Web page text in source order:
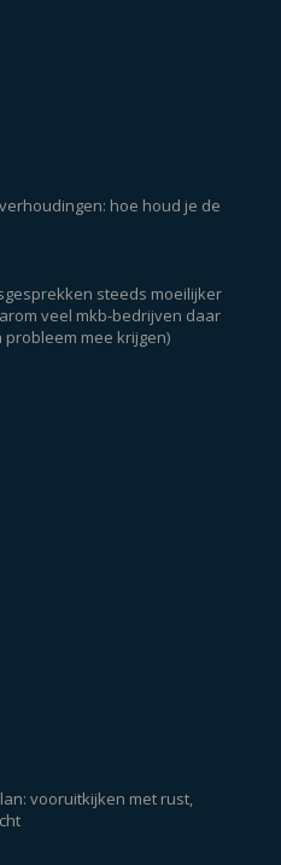
hoe houd je de
steeds moeilijker
veel mkb-bedrijven daar
probleem mee krijgen)
vooruitkijken met rust,